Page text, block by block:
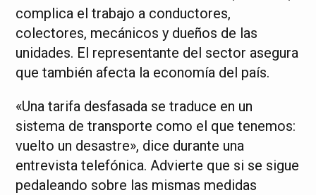
complica el trabajo a conductores,
colectores, mecánicos y dueños de las
unidades. El representante del sector asegura
que también afecta la economía del país.
«Una tarifa desfasada se traduce en un
sistema de transporte como el que tenemos:
vuelto un desastre», dice durante una
entrevista telefónica. Advierte que si se sigue
pedaleando sobre las mismas medidas